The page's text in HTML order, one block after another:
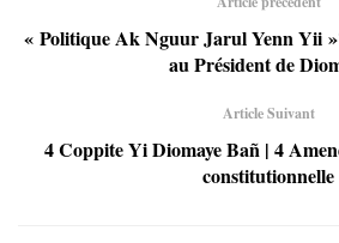
« Politique Ak Nguur Jarul Yenn Yii
au Président de
Article Suivant
4 Coppite Yi Diomaye Bañ | 4
constitutionnelle